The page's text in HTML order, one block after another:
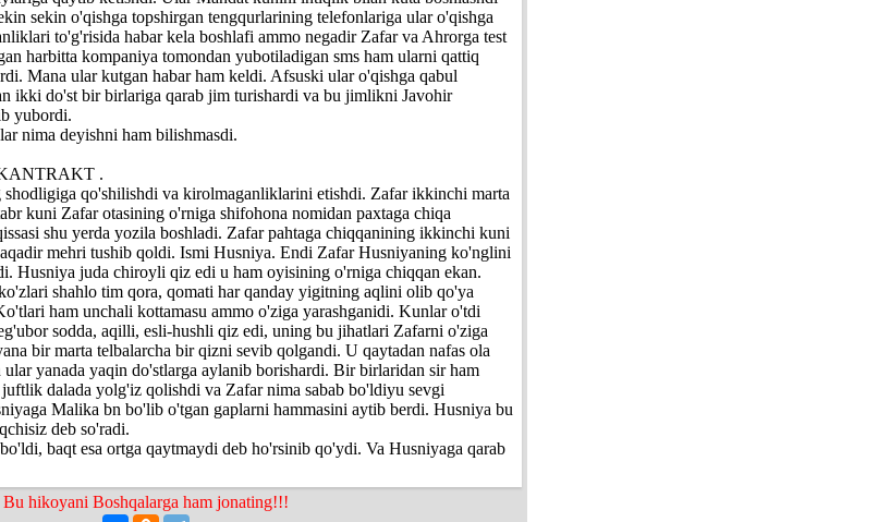
sekin o'qishga topshirgan tengqurlarining telefonlariga ular o'qishga
to'g'risida habar kela boshlafi ammo negadir Zafar va Ahrorga test
harbitta kompaniya tomondan yubotiladigan sms ham ularni qattiq
Mana ular kutgan habar ham keldi. Afsuski ular o'qishga qabul
ikki do'st bir birlariga qarab jim turishardi va bu jimlikni Javohir
yubordi.
nima deyishni ham bilishmasdi.
.
qo'shilishdi va kirolmaganliklarini etishdi. Zafar ikkinchi marta
kuni Zafar otasining o'rniga shifohona nomidan paxtaga chiqa
shu yerda yozila boshladi. Zafar pahtaga chiqqanining ikkinchi kuni
mehri tushib qoldi. Ismi Husniya. Endi Zafar Husniyaning ko'nglini
Husniya juda chiroyli qiz edi u ham oyisining o'rniga chiqqan ekan.
shahlo tim qora, qomati har qanday yigitning aqlini olib qo'ya
ham unchali kottamasu ammo o'ziga yarashganidi. Kunlar o'tdi
sodda, aqilli, esli-hushli qiz edi, uning bu jihatlari Zafarni o'ziga
bir marta telbalarcha bir qizni sevib qolgandi. U qaytadan nafas ola
yanada yaqin do'stlarga aylanib borishardi. Bir birlaridan sir ham
dalada yolg'iz qolishdi va Zafar nima sabab bo'ldiyu sevgi
Malika bn bo'lib o'tgan gaplarni hammasini aytib berdi. Husniya bu
deb so'radi.
baqt esa ortga qaytmaydi deb ho'rsinib qo'ydi. Va Husniyaga qarab
Bu hikoyani Boshqalarga ham jonating!!!